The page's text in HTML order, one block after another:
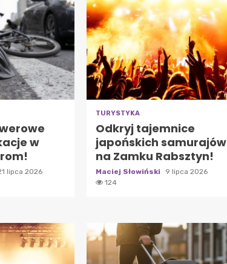
w
lipca 2026
TURYSTYKA
Odkryj tajemnice
japońskich samurajów
na Zamku Rabsztyn!
Maciej Słowiński
9 lipca 2026
124